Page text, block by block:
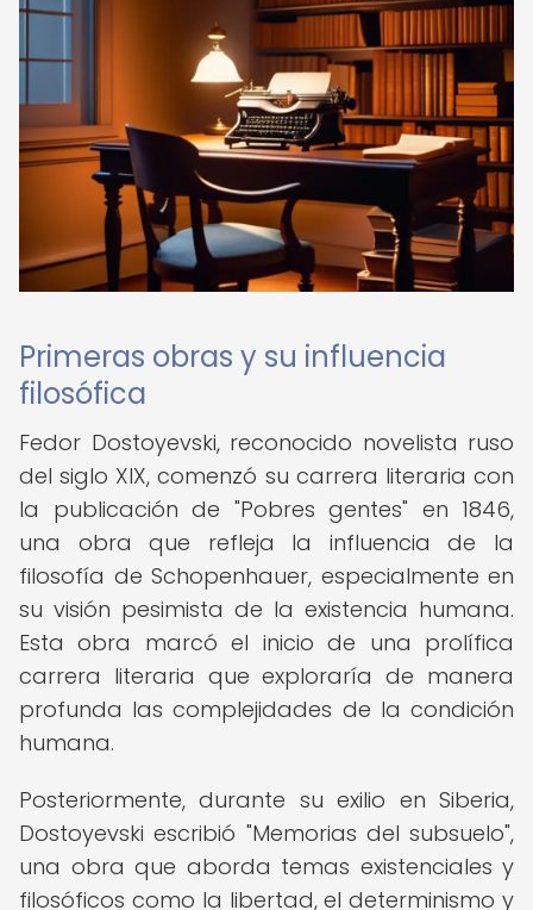
Primeras obras y su influencia
filosófica
Fedor Dostoyevski, reconocido novelista ruso
del siglo XIX, comenzó su carrera literaria con
la publicación de "Pobres gentes" en 1846,
una obra que refleja la influencia de la
filosofía de Schopenhauer, especialmente en
su visión pesimista de la existencia humana.
Esta obra marcó el inicio de una prolífica
carrera literaria que exploraría de manera
profunda las complejidades de la condición
humana.
Posteriormente, durante su exilio en Siberia,
Dostoyevski escribió "Memorias del subsuelo",
una obra que aborda temas existenciales y
filosóficos como la libertad, el determinismo y